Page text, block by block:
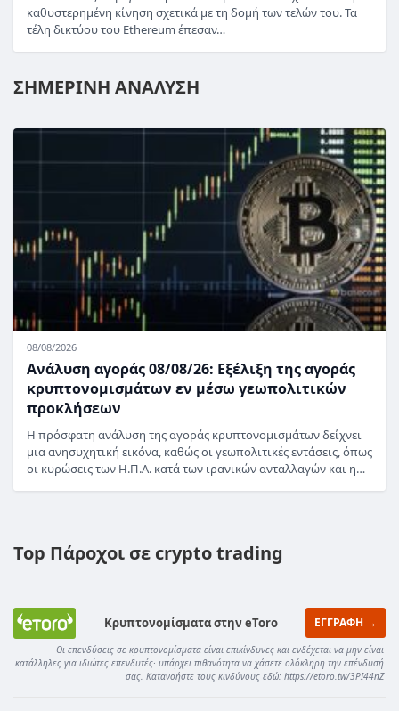
καθυστερημένη κίνηση σχετικά με τη δομή των τελών του. Τα
τέλη δικτύου του Ethereum έπεσαν…
ΣΗΜΕΡΙΝΗ ΑΝΑΛΥΣΗ
08/08/2026
Ανάλυση αγοράς 08/08/26: Εξέλιξη της αγοράς
κρυπτονομισμάτων εν μέσω γεωπολιτικών
προκλήσεων
Η πρόσφατη ανάλυση της αγοράς κρυπτονομισμάτων δείχνει
μια ανησυχητική εικόνα, καθώς οι γεωπολιτικές εντάσεις, όπως
οι κυρώσεις των Η.Π.Α. κατά των ιρανικών ανταλλαγών και η…
Top Πάροχοι σε crypto trading
Κρυπτονομίσματα στην eToro ΕΓΓΡΑΦΗ →
Οι επενδύσεις σε κρυπτονομίσματα είναι επικίνδυνες και ενδέχεται να μην είναι
κατάλληλες για ιδιώτες επενδυτές· υπάρχει πιθανότητα να χάσετε ολόκληρη την επένδυσή
σας. Κατανοήστε τους κινδύνους εδώ: https://etoro.tw/3PI44nZ